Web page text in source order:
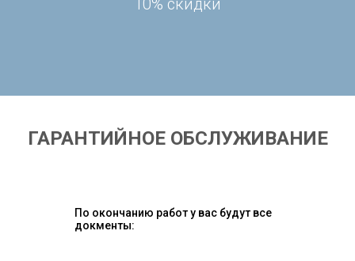
10% скидки
ГАРАНТИЙНОЕ ОБСЛУЖИВАНИЕ
По окончанию работ у вас будут все
докменты: